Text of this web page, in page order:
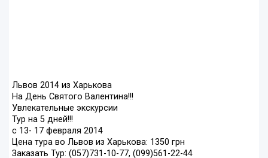
Львов 2014 из Харькова
На День Святого Валентина!!!
Увлекательные экскурсии
Тур на 5 дней!!!
с 13- 17 февраля 2014
Цена тура во Львов из Харькова: 1350 грн
Заказать Тур: (057)731-10-77, (099)561-22-44